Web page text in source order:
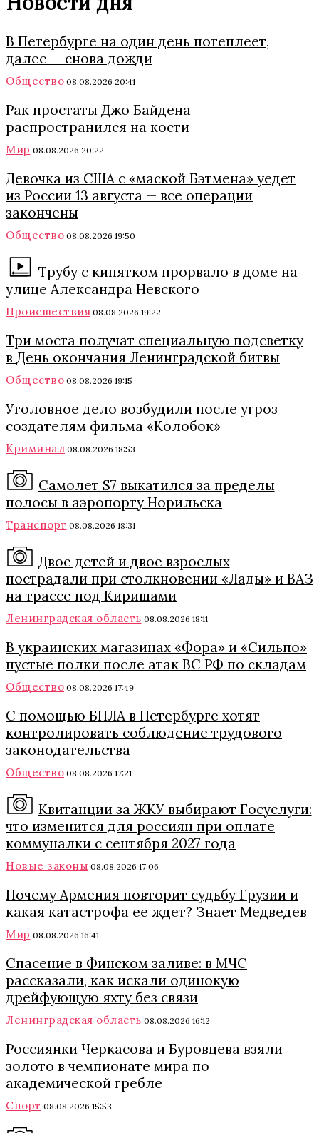
В Петербурге на один день потеплеет,
далее — снова дожди
Общество 08.08.2026 20:41
Рак простаты Джо Байдена
распространился на кости
Мир 08.08.2026 20:22
Девочка из США с «маской Бэтмена» уедет
из России 13 августа — все операции
закончены
Общество 08.08.2026 19:50
Трубу с кипятком прорвало в доме на
улице Александра Невского
Происшествия 08.08.2026 19:22
Три моста получат специальную подсветку
в День окончания Ленинградской битвы
Общество 08.08.2026 19:15
Уголовное дело возбудили после угроз
создателям фильма «Колобок»
Криминал 08.08.2026 18:53
Самолет S7 выкатился за пределы
полосы в аэропорту Норильска
Транспорт 08.08.2026 18:31
Двое детей и двое взрослых
пострадали при столкновении «Лады» и ВАЗ
на трассе под Киришами
Ленинградская область 08.08.2026 18:11
В украинских магазинах «Фора» и «Сильпо»
пустые полки после атак ВС РФ по складам
Общество 08.08.2026 17:49
С помощью БПЛА в Петербурге хотят
контролировать соблюдение трудового
законодательства
Общество 08.08.2026 17:21
Квитанции за ЖКУ выбирают Госуслуги:
что изменится для россиян при оплате
коммуналки с сентября 2027 года
Новые законы 08.08.2026 17:06
Почему Армения повторит судьбу Грузии и
какая катастрофа ее ждет? Знает Медведев
Мир 08.08.2026 16:41
Спасение в Финском заливе: в МЧС
рассказали, как искали одинокую
дрейфующую яхту без связи
Ленинградская область 08.08.2026 16:12
Россиянки Черкасова и Буровцева взяли
золото в чемпионате мира по
академической гребле
Спорт 08.08.2026 15:53